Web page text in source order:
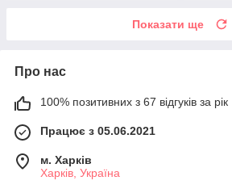
Показати ще
Про нас
100% позитивних з 67 відгуків за рік
Працює з 05.06.2021
м. Харків
Харків, Україна